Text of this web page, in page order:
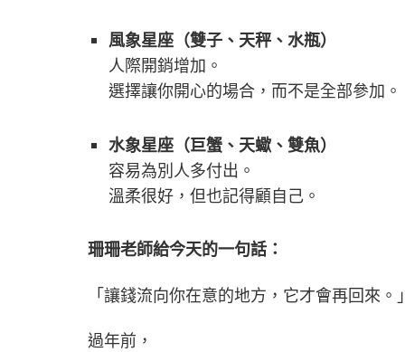
風象星座（雙子、天秤、水瓶）
人際開銷增加。
選擇讓你開心的場合，而不是全部參加。
水象星座（巨蟹、天蠍、雙魚）
容易為別人多付出。
溫柔很好，但也記得顧自己。
珊珊老師給今天的一句話：
「讓錢流向你在意的地方，它才會再回來。
過年前，